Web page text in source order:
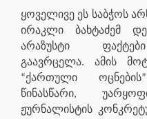
ყოველივე ეს საბჭოს
ირაკლი ბახტაძემ
არაზუსტი
გაავრცელა. ამის
“ქართული
წინასწარი,
ჟურნალისტის